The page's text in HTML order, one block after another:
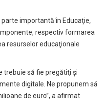
importantă în Educaţie,
respectiv formarea
resurselor educaţionale
trebuie să fie pregătiţi şi
digitale. Ne propunem să
de euro”, a afirmat